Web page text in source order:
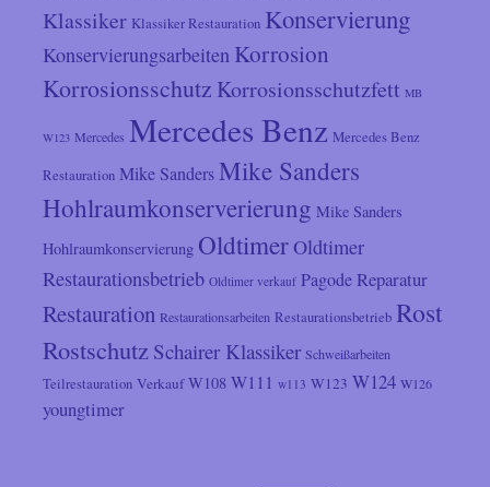
Klassiker Klassiker Restauration Konservierung
Konservierungsarbeiten Korrosion
Korrosionsschutz Korrosionsschutzfett MB
W123 Mercedes Mercedes Benz Mercedes Benz
Restauration Mike SandersMike Sanders
Hohlraumkonserverierung Mike Sanders
Hohlraumkonservierung OldtimerOldtimer
Restaurationsbetrieb Oldtimer verkauf PagodeReparatur
Restauration Restaurationsarbeiten Restaurationsbetrieb Rost
Rostschutz Schairer Klassiker Schweißarbeiten
Teilrestauration Verkauf W108 W111 w113 W123 W124 W126
youngtimer